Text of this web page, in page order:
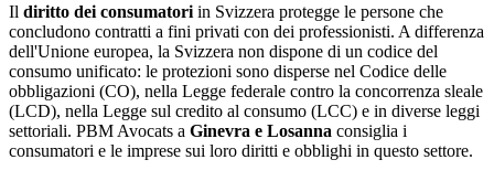
Il diritto dei consumatori in Svizzera protegge le persone che
concludono contratti a fini privati con dei professionisti. A differenza
dell'Unione europea, la Svizzera non dispone di un codice del
consumo unificato: le protezioni sono disperse nel Codice delle
obbligazioni (CO), nella Legge federale contro la concorrenza sleale
(LCD), nella Legge sul credito al consumo (LCC) e in diverse leggi
settoriali. PBM Avocats a Ginevra e Losanna consiglia i
consumatori e le imprese sui loro diritti e obblighi in questo settore.